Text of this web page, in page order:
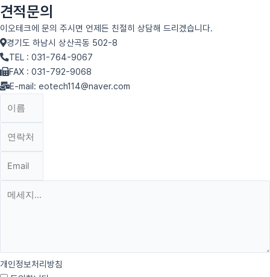
견적문의
이오테크에 문의 주시면 언제든 친절히 상담해 드리겠습니다.
경기도 하남시 상산곡동 502-8
TEL : 031-764-9067
FAX : 031-792-9068
E-mail: eotech114@naver.com
개인정보처리방침